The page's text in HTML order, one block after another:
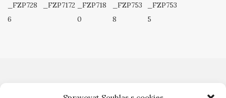
_FZP728
6
_FZP7172
_FZP718
0
_FZP753
8
_FZP753
5
copyright © AG MOTORSPORT RACE CARS s.r.o. [ 1991 - 2026 ]